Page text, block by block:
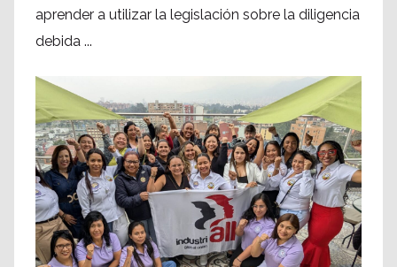
aprender a utilizar la legislación sobre la diligencia
debida ...